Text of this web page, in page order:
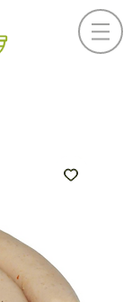
livraison
août